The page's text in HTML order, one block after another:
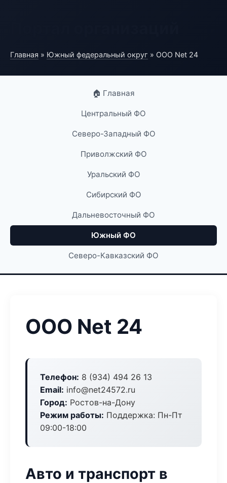
Главная » Южный федеральный округ » ООО Net 24
🏠 Главная
Центральный ФО
Северо-Западный ФО
Приволжский ФО
Уральский ФО
Сибирский ФО
Дальневосточный ФО
Южный ФО
Северо-Кавказский ФО
ООО Net 24
Телефон: 8 (934) 494 26 13
Email: info@net24572.ru
Город: Ростов-на-Дону
Режим работы: Поддержка: Пн-Пт
09:00-18:00
Авто и транспорт в